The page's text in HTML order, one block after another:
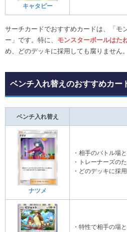
キャタピー
サーチカードでおすすめカードは、「モ
ー」です。特に、 モンスターボールはた
め、どのデッキに採用しても腐りません。
ベンチ入れ替えのおすすめカー
ベンチ入れ替え
ナツメ
・相手のバトル場
・トレーナーズの
・どのデッキに採
・特性で相手の場